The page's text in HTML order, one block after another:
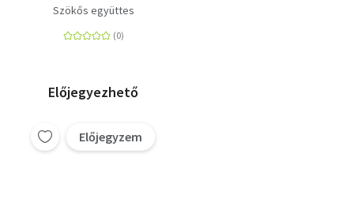
Szökős együttes
Előjegyezhető
Előjegyzem